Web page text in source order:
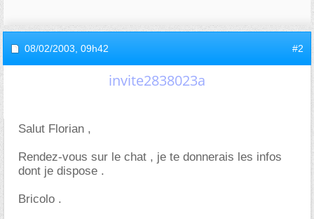
08/02/2003, 09h42 #2
invite2838023a
Salut Florian ,
Rendez-vous sur le chat , je te donnerais les infos
dont je dispose .
Bricolo .